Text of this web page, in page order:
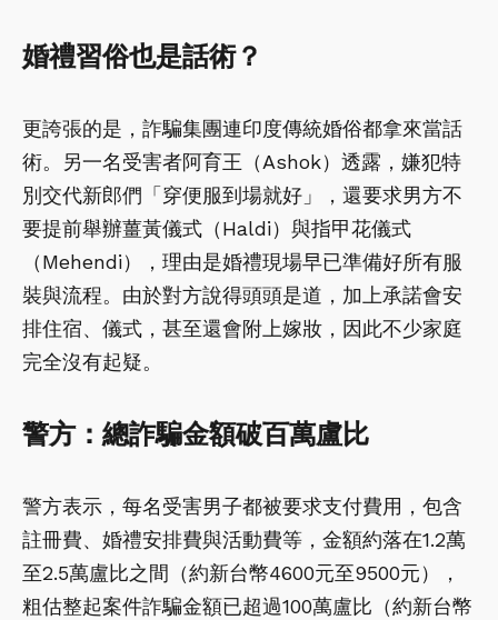
婚禮習俗也是話術？
更誇張的是，詐騙集團連印度傳統婚俗都拿來當話
術。另一名受害者阿育王（Ashok）透露，嫌犯特
別交代新郎們「穿便服到場就好」，還要求男方不
要提前舉辦薑黃儀式（Haldi）與指甲花儀式
（Mehendi），理由是婚禮現場早已準備好所有服
裝與流程。由於對方說得頭頭是道，加上承諾會安
排住宿、儀式，甚至還會附上嫁妝，因此不少家庭
完全沒有起疑。
警方：總詐騙金額破百萬盧比
警方表示，每名受害男子都被要求支付費用，包含
註冊費、婚禮安排費與活動費等，金額約落在1.2萬
至2.5萬盧比之間（約新台幣4600元至9500元），
粗估整起案件詐騙金額已超過100萬盧比（約新台幣